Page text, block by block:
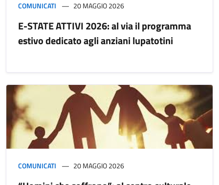
COMUNICATI 20 MAGGIO 2026
E-STATE ATTIVI 2026: al via il programma
estivo dedicato agli anziani lupatotini
COMUNICATI 20 MAGGIO 2026